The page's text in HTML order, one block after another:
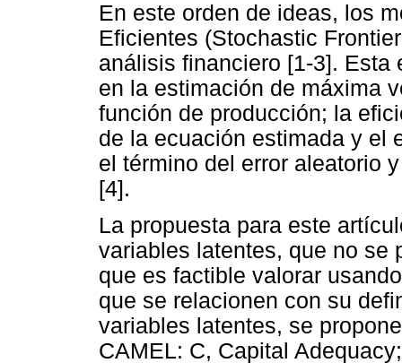
En este orden de ideas, los
Eficientes (Stochastic
análisis financiero [1-3]. Esta
en la estimación de máxima
función de producción; la
de la ecuación estimada y el
el término del error aleatorio
[4].
La propuesta para este
variables latentes, que no se
que es factible valorar
que se relacionen con su
variables latentes, se
CAMEL: C, Capital